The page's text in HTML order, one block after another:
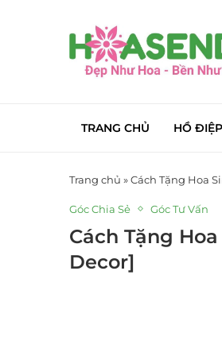
TRANG CHỦ HỒ
Trang chủ »Cách Tặng Hoa
Góc Chia Sẻ Góc Tư Vấn
Cách Tặng
Decor]